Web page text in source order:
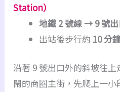
Station）
地鐵 2 號線 → 9 號
出站後步行約 10 分
沿著 9 號出口外的斜坡往
鬧的商圈主街，先爬上一小